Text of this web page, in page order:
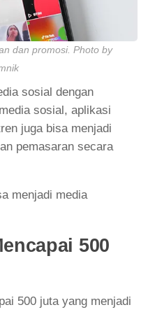
dan promosi. Photo by
sosial dengan
sosial, aplikasi
juga bisa menjadi
pemasaran secara
menjadi media
500
500 juta yang menjadi